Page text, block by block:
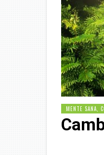
MENTE SANA,